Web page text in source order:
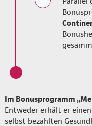
Im Bonusprogramm
Entweder erhält er einen
selbst bezahlten